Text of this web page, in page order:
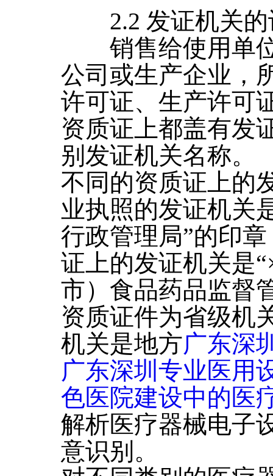
2.2 发证机关的
销售给使用单位
公司或生产企业，
许可证、生产许可
资质证上都盖有发
别发证机关名称。
不同的资质证上的
业执照的发证机关
行政管理局”的印
证上的发证机关是
市）食品药品监督
资质证件为省级机
机关是地方广东深
广东深圳专业医用
色医院建设中的医
解析医疗器械电子
意识别。